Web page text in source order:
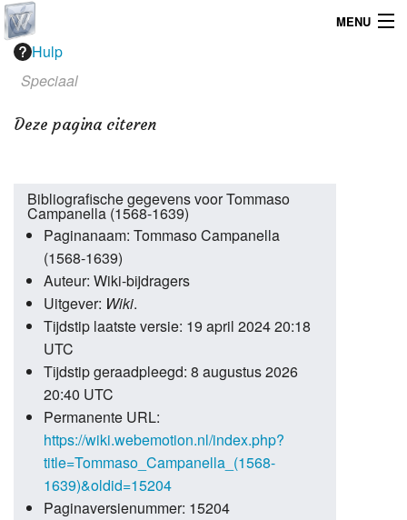
MENU
Home
Hulp
Speciaal
Deze pagina citeren
Bibliografische gegevens voor Tommaso
Campanella (1568-1639)
Paginanaam: Tommaso Campanella
(1568-1639)
Auteur: Wiki-bijdragers
Uitgever: Wiki.
Tijdstip laatste versie: 19 april 2024 20:18
UTC
Tijdstip geraadpleegd: 8 augustus 2026
20:40 UTC
Permanente URL:
https://wiki.webemotion.nl/index.php?
title=Tommaso_Campanella_(1568-
1639)&oldid=15204
Paginaversienummer: 15204